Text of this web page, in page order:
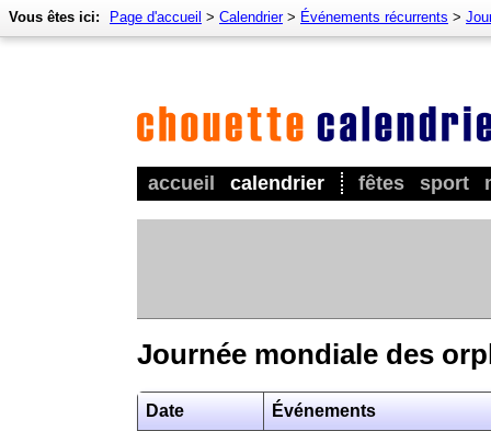
accueil calendrier fêtes sport
Vous êtes ici: Page d'accueil > Calendrier> Événements récurrents >
Journée mondiale des
Date Événements